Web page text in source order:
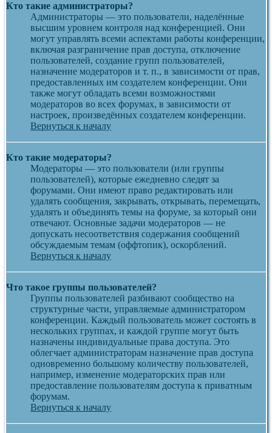
Кто такие администраторы?
Администраторы — это пользователи, наделённые
высшим уровнем контроля над конференцией. Они
могут управлять всеми аспектами работы конференции,
включая разграничение прав доступа, отключение
пользователей, создание групп пользователей,
назначение модераторов и т. п., в зависимости от прав,
предоставленных им создателем конференции. Они
также могут обладать всеми возможностями
модераторов во всех форумах, в зависимости от
настроек, произведённых создателем конференции.
Вернуться к началу
Кто такие модераторы?
Модераторы — это пользователи (или группы
пользователей), которые ежедневно следят за
форумами. Они имеют право редактировать или
удалять сообщения, закрывать, открывать, перемещать,
удалять и объединять темы на форуме, за который они
отвечают. Основные задачи модераторов — не
допускать несоответствия содержания сообщений
обсуждаемым темам (оффтопик), оскорблений.
Вернуться к началу
Что такое группы пользователей?
Группы пользователей разбивают сообщество на
структурные части, управляемые администратором
конференции. Каждый пользователь может состоять в
нескольких группах, и каждой группе могут быть
назначены индивидуальные права доступа. Это
облегчает администраторам назначение прав доступа
одновременно большому количеству пользователей,
например, изменение модераторских прав или
предоставление пользователям доступа к приватным
форумам.
Вернуться к началу